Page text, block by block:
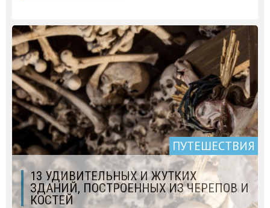
ПУТЕШЕСТВИЯ
13 УДИВИТЕЛЬНЫХ И ЖУТКИХ
ЗДАНИЙ, ПОСТРОЕННЫХ ИЗ ЧЕРЕПОВ И
КОСТЕЙ